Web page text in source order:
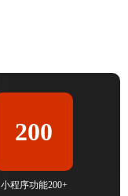
200
小程序功能200+